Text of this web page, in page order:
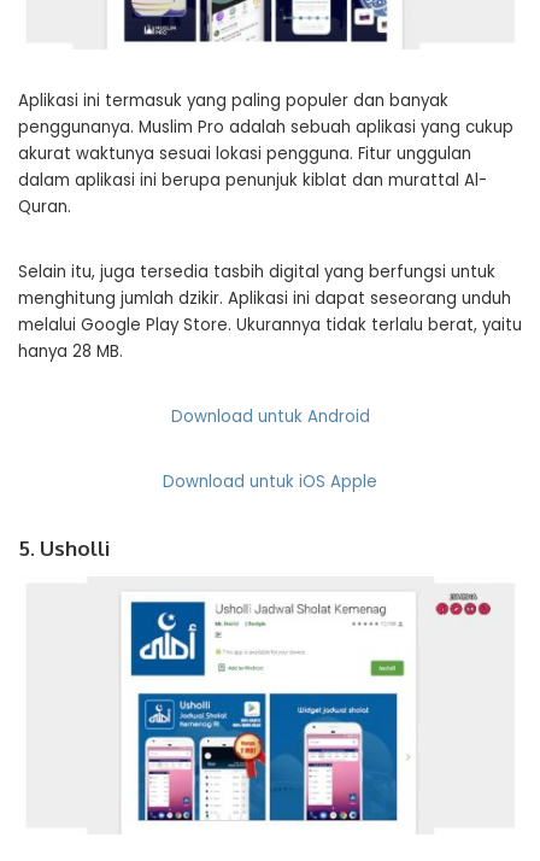
Aplikasi ini termasuk yang paling populer dan banyak
penggunanya. Muslim Pro adalah sebuah aplikasi yang cukup
akurat waktunya sesuai lokasi pengguna. Fitur unggulan
dalam aplikasi ini berupa penunjuk kiblat dan murattal Al-
Quran.
Selain itu, juga tersedia tasbih digital yang berfungsi untuk
menghitung jumlah dzikir. Aplikasi ini dapat seseorang unduh
melalui Google Play Store. Ukurannya tidak terlalu berat, yaitu
hanya 28 MB.
Download untuk Android
Download untuk iOS Apple
5. Usholli